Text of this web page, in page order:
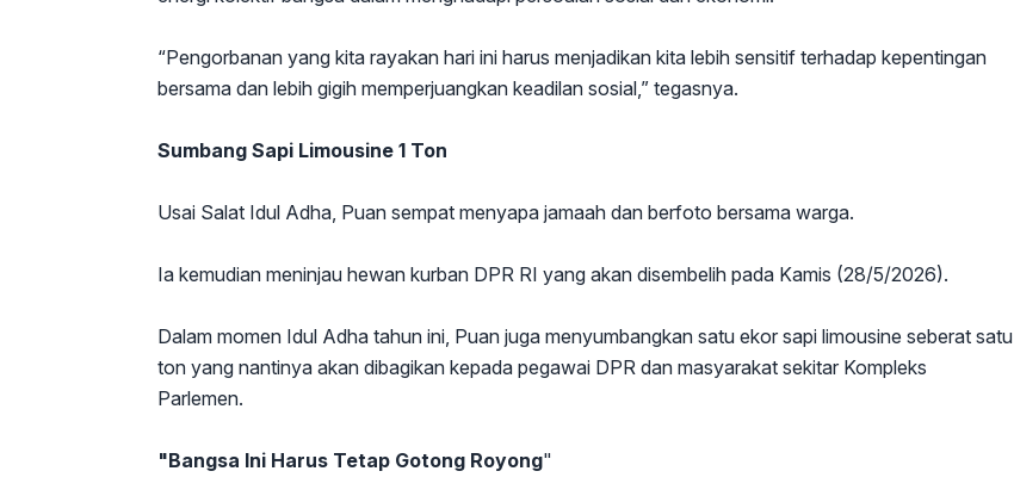
“Pengorbanan yang kita rayakan hari ini harus menjadikan kita lebih sensitif terhadap kepentingan
bersama dan lebih gigih memperjuangkan keadilan sosial,” tegasnya.
Sumbang Sapi Limousine 1 Ton
Usai Salat Idul Adha, Puan sempat menyapa jamaah dan berfoto bersama warga.
Ia kemudian meninjau hewan kurban DPR RI yang akan disembelih pada Kamis (28/5/2026).
Dalam momen Idul Adha tahun ini, Puan juga menyumbangkan satu ekor sapi limousine seberat satu
ton yang nantinya akan dibagikan kepada pegawai DPR dan masyarakat sekitar Kompleks
Parlemen.
"Bangsa Ini Harus Tetap Gotong Royong"